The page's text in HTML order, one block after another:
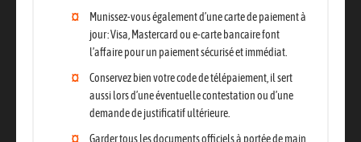
Munissez-vous également d’une carte de paiement à
jour : Visa, Mastercard ou e-carte bancaire font
l’affaire pour un paiement sécurisé et immédiat.
Conservez bien votre code de télépaiement, il sert
aussi lors d’une éventuelle contestation ou d’une
demande de justificatif ultérieure.
Garder tous les documents officiels à portée de main